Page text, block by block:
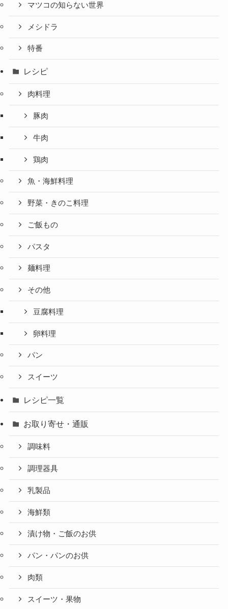
マツコの知らない世界
メシドラ
特番
レシピ
肉料理
豚肉
牛肉
鶏肉
魚・海鮮料理
野菜・きのこ料理
ご飯もの
パスタ
麺料理
その他
豆腐料理
卵料理
パン
スイーツ
レシピ一覧
お取り寄せ・通販
調味料
調理器具
乳製品
海鮮類
漬け物・ご飯のお供
パン・パンのお供
肉類
スイーツ・果物